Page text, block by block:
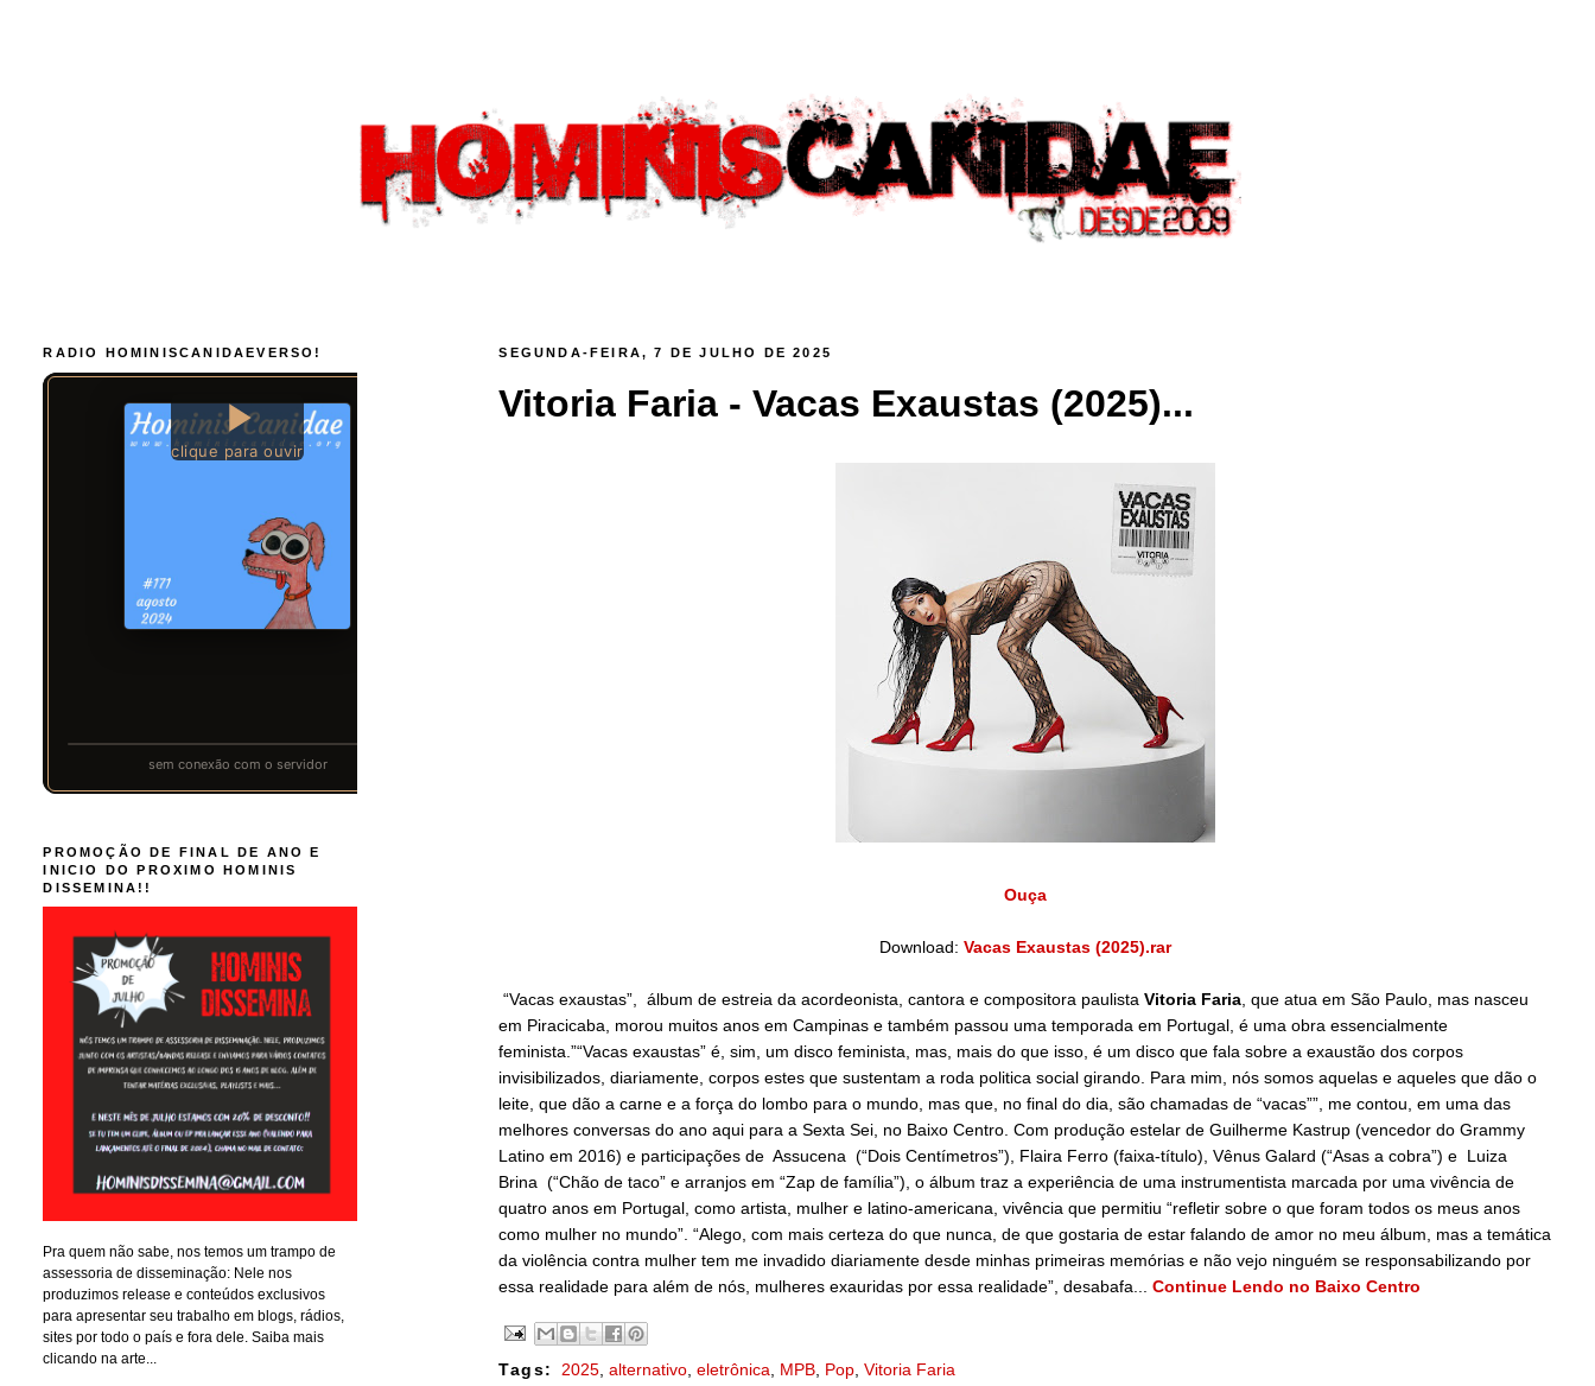
SEGUNDA-FEIRA, 7 DE JULHO DE 2025
Vitoria Faria - Vacas Exaustas (2025)...
Ouça
Download: Vacas Exaustas (2025).rar
“Vacas exaustas”, álbum de estreia da acordeonista, cantora e compositora paulistaVitoria Faria, que atua em São Paulo, mas nasceu
em Piracicaba, morou muitos anos em Campinas e também passou uma temporada em Portugal, é uma obra essencialmente
feminista.”“Vacas exaustas” é, sim, um disco feminista, mas, mais do que isso, é um disco que fala sobre a exaustão dos corpos
invisibilizados, diariamente, corpos estes que sustentam a roda politica social girando. Para mim, nós somos aquelas e aqueles que dão o
leite, que dão a carne e a força do lombo para o mundo, mas que, no final do dia, são chamadas de “vacas””, me contou, em uma das
melhores conversas do ano aqui para a Sexta Sei, no Baixo Centro. Com produção estelar de Guilherme Kastrup (vencedor do Grammy
Latino em 2016) e participações de Assucena (“Dois Centímetros”), Flaira Ferro (faixa-título), Vênus Galard (“Asas a cobra”) e Luiza
Brina (“Chão de taco” e arranjos em “Zap de família”), o álbum traz a experiência de uma instrumentista marcada por uma vivência de
quatro anos em Portugal, como artista, mulher e latino-americana, vivência que permitiu “refletir sobre o que foram todos os meus anos
como mulher no mundo”. “Alego, com mais certeza do que nunca, de que gostaria de estar falando de amor no meu álbum, mas a temática
da violência contra mulher tem me invadido diariamente desde minhas primeiras memórias e não vejo ninguém se responsabilizando por
essa realidade para além de nós, mulheres exauridas por essa realidade”, desabafa...Continue Lendo no Baixo Centro
Tags: 2025 ,alternativo ,eletrônica MPB Pop ,Vitoria Faria
RADIO HOMINISCANIDAEVERSO!
PROMOÇÃO DE FINAL DE ANO E
INICIO DO PROXIMO HOMINIS
DISSEMINA!!
Pra quem não sabe, nos temos um trampo de
assessoria de disseminação: Nele nos
produzimos release e conteúdos exclusivos
para apresentar seu trabalho em blogs, rádios,
sites por todo o país e fora dele. Saiba mais
clicando na arte...